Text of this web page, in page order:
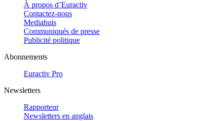
À propos d’Euractiv
Contactez-nous
Mediahuis
Communiqués de presse
Publicité politique
Abonnements
Euractiv Pro
Newsletters
Rapporteur
Newsletters en anglais